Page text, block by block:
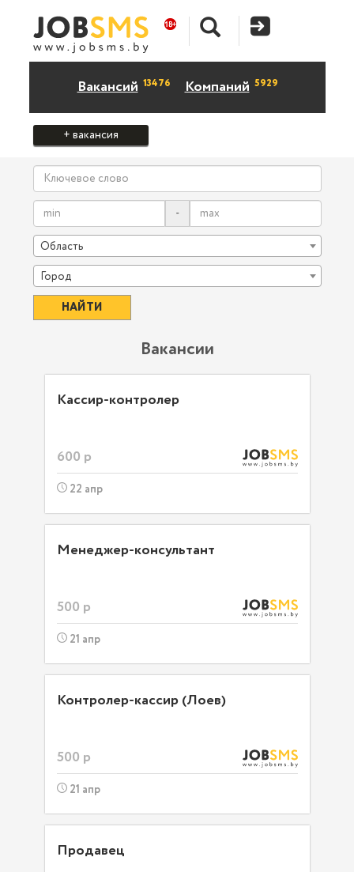
Вакансий 13476 Компаний 5929
+ вакансия
-
Область
Город
Вакансии
Кассир-контролер
600 р
22 апр
Менеджер-консультант
500 р
21 апр
Контролер-кассир (Лоев)
500 р
21 апр
Продавец